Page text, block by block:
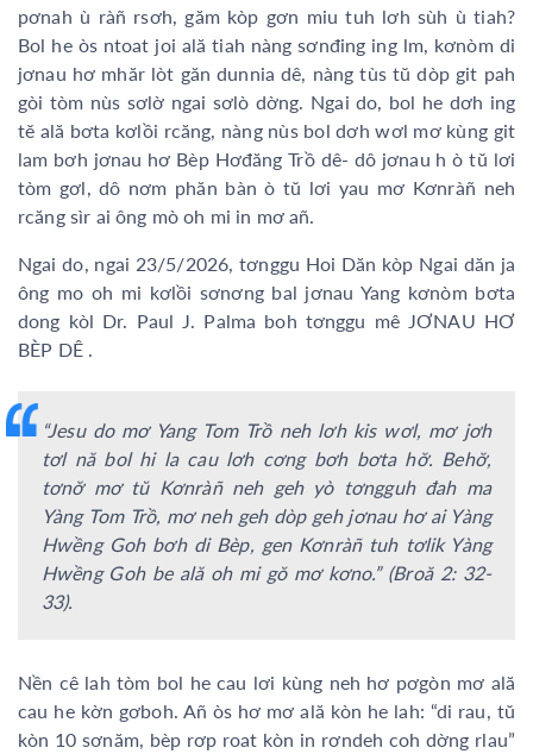
pơnah ù ràñ rsơh, găm kòp gơn miu tuh lơh sùh ù tiah?
Bol he òs ntoat joi ală tiah nàng sơnđing ing lm, kơnòm di
jơnau hơ mhăr lòt găn dunnia dê, nàng tùs tŭ dòp git pah
gòi tòm nùs sơlờ ngai sơlò dờng. Ngai do, bol he dơh ing
tĕ ală bơta kơlồi rcăng, nàng nùs bol dơh wơl mơ kùng git
lam bơh jơnau hơ Bèp Hơđăng Trồ dê- dô jơnau h ò tŭ lơi
tòm gơl, dô nơm phăn bàn ò tŭ lơi yau mơ Kơnràñ neh
rcăng sìr ai ông mò oh mi in mơ añ.
Ngai do, ngai 23/5/2026, tơnggu Hoi Dăn kòp Ngai dăn ja
ông mo oh mi kơlồi sơnơng bal jơnau Yang kơnòm bơta
dong kòl Dr. Paul J. Palma boh tơnggu mê JƠNAU HƠ
BÈP DÊ .
“Jesu do mơ Yang Tom Trồ neh lơh kis wơl, mơ jơh
tơl nă bol hi la cau lơh cơng bơh bơta hơ̆. Behơ̆,
tơnơ̆ mơ tŭ Kơnràñ neh geh yò tơngguh đah ma
Yàng Tom Trồ, mơ neh geh dòp geh jơnau hơ ai Yàng
Hwềng Goh bơh di Bèp, gen Kơnràñ tuh tơlik Yàng
Hwềng Goh be ală oh mi gŏ mơ kơno.” (Broă 2: 32-
33).
Nền cê lah tòm bol he cau lơi kùng neh hơ pơgòn mơ ală
cau he kờn gơboh. Añ òs hơ mơ ală kòn he lah: “di rau, tŭ
kòn 10 sơnăm, bèp rơp roat kòn in rơndeh coh dờng rlau”